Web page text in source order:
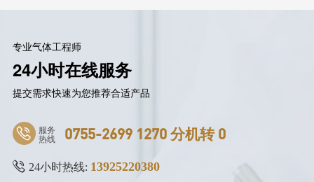
专业气体工程师
24小时在线服务
提交需求快速为您推荐合适产品
服务
热线 0755-2699 1270 分机转 0
24小时热线: 13925220380